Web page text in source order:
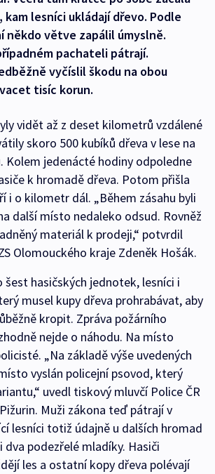
lesníci ukládají dřevo. Podle
někdo větve zapálil úmyslně.
pachateli pátrají.
vyčíslil škodu na obou
tisíc korun.
vidět až z deset kilometrů vzdálené
skoro 500 kubíků dřeva v lese na
Kolem jedenácté hodiny odpoledne
k hromadě dřeva. Potom přišla
i o kilometr dál. „Během zásahu byli
další místo nedaleko odsud. Rovněž
materiál k prodeji,“ potvrdil
Olomouckého kraje Zdeněk Hošák.
šest hasičských jednotek, lesníci i
musel kupy dřeva prohrabávat, aby
kropit. Zpráva požárního
nejde o náhodu. Na místo
„Na základě výše uvedených
vyslán policejní psovod, který
uvedl tiskový mluvčí Police ČR
Muži zákona teď pátrají v
lesníci totiž údajně u dalších hromad
podezřelé mladíky. Hasiči
les a ostatní kopy dřeva polévají